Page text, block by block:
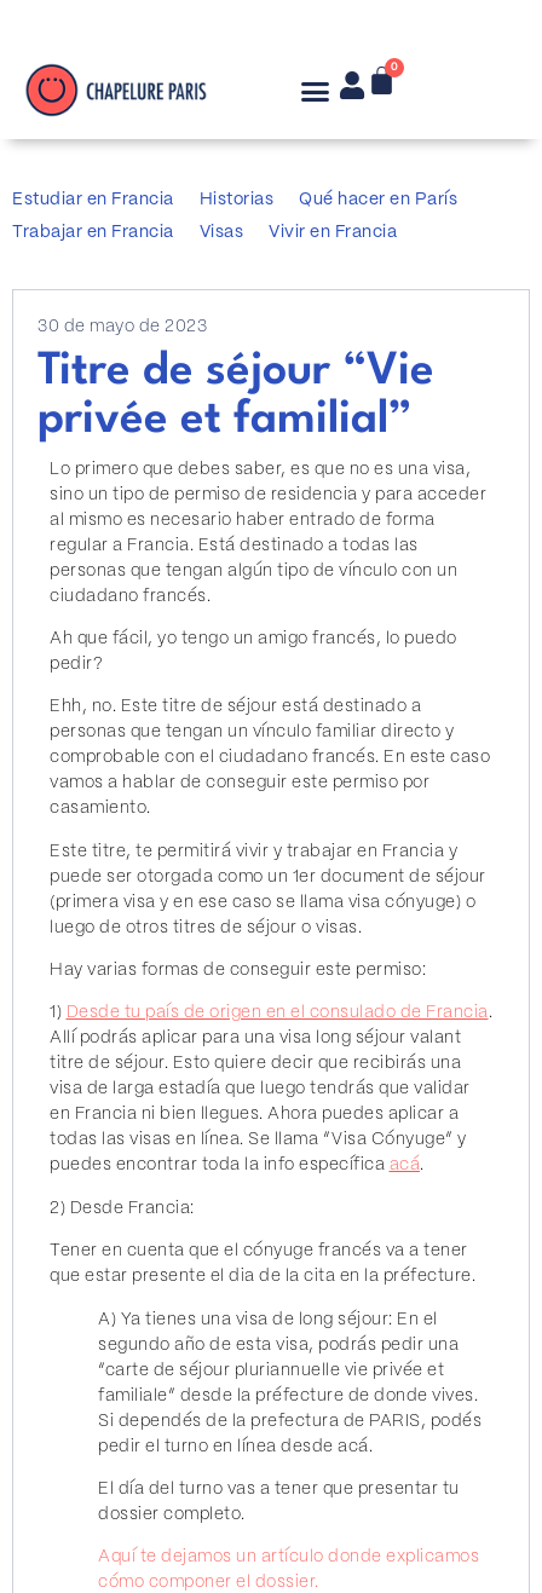
0
Estudiar en Francia Historias
Qué hacer en París
Trabajar en Francia
Visas Vivir en Francia
30 de mayo de 2023
Titre de séjour “Vie
privée et familial”
Lo primero que debes saber, es que no es una visa,
sino un tipo de permiso de residencia y para acceder
al mismo es necesario haber entrado de forma
regular a Francia. Está destinado a todas las
personas que tengan algún tipo de vínculo con un
ciudadano francés.
Ah que fácil, yo tengo un amigo francés, lo puedo
pedir?
Ehh, no. Este titre de séjour está destinado a
personas que tengan un vínculo familiar directo y
comprobable con el ciudadano francés. En este caso
vamos a hablar de conseguir este permiso por
casamiento.
Este titre, te permitirá vivir y trabajar en Francia y
puede ser otorgada como un 1er document de séjour
(primera visa y en ese caso se llama visa cónyuge) o
luego de otros titres de séjour o visas.
Hay varias formas de conseguir este permiso:
1) Desde tu país de origen en el consulado de Francia.
Allí podrás aplicar para una visa long séjour valant
titre de séjour. Esto quiere decir que recibirás una
visa de larga estadía que luego tendrás que validar
en Francia ni bien llegues. Ahora puedes aplicar a
todas las visas en línea. Se llama “Visa Cónyuge” y
puedes encontrar toda la info específica acá.
2) Desde Francia:
Tener en cuenta que el cónyuge francés va a tener
que estar presente el dia de la cita en la préfecture.
A) Ya tienes una visa de long séjour: En el
segundo año de esta visa, podrás pedir una
“carte de séjour pluriannuelle vie privée et
familiale” desde la préfecture de donde vives.
Si dependés de la prefectura de PARIS, podés
pedir el turno en línea desde acá.
El día del turno vas a tener que presentar tu
dossier completo.
Aquí te dejamos un artículo donde explicamos
cómo componer el dossier.